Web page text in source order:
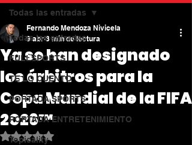
Todas las entradas
FULLSPORTS
TE LO CUENTO
PORTADA SPORTS
PORTADA ENTRETENIMIENTO
Topicality
Todas las entradas
Ya se han designado
los árbitros para la
Copa Mundial de la FIFA
2026™
Fernando Mendoza Nivicela
9 abr 3 min de lectura
Obtuvo NaN de 5 estrellas.